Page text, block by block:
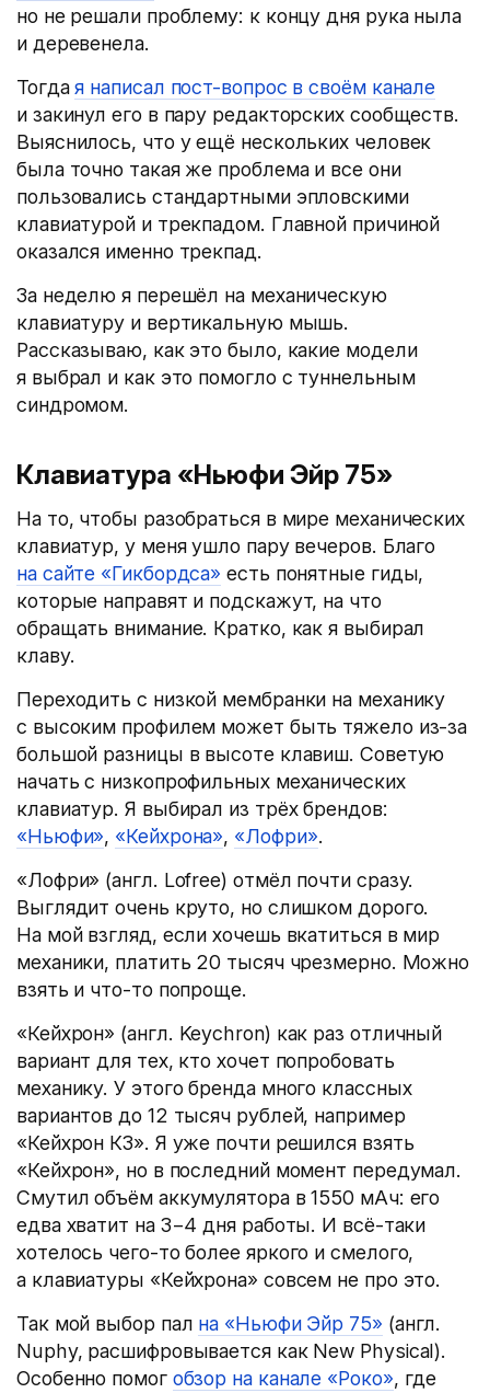
но не решали проблему: к концу дня рука ныла
и деревенела.
Тогдая написал пост-вопрос в своём канале
и закинул его в пару редакторских сообществ.
Выяснилось, что у ещё нескольких человек
была точно такая же проблема и все они
пользовались стандартными эпловскими
клавиатурой и трекпадом. Главной причиной
оказался именно трекпад.
За неделю я перешёл на механическую
клавиатуру и вертикальную мышь.
Рассказываю, как это было, какие модели
я выбрал и как это помогло с туннельным
синдромом.
Клавиатура «Ньюфи Эйр 75»
На то, чтобы разобраться в мире механических
клавиатур, у меня ушло пару вечеров. Благо
на сайте «Гикбордса» есть понятные гиды,
которые направят и подскажут, на что
обращать внимание. Кратко, как я выбирал
клаву.
Переходить с низкой мембранки на механику
с высоким профилем может быть тяжело из-за
большой разницы в высоте клавиш. Советую
начать с низкопрофильных механических
клавиатур. Я выбирал из трёх брендов:
«Ньюфи», «Кейхрона», «Лофри».
«Лофри» (англ. Lofree) отмёл почти сразу.
Выглядит очень круто, но слишком дорого.
На мой взгляд, если хочешь вкатиться в мир
механики, платить 20 тысяч чрезмерно. Можно
взять и что-то попроще.
«Кейхрон» (англ. Keychron) как раз отличный
вариант для тех, кто хочет попробовать
механику. У этого бренда много классных
вариантов до 12 тысяч рублей, например
«Кейхрон К3». Я уже почти решился взять
«Кейхрон», но в последний момент передумал.
Смутил объём аккумулятора в 1550 мАч: его
едва хватит на 3−4 дня работы. И всё-таки
хотелось чего-то более яркого и смелого,
а клавиатуры «Кейхрона» совсем не про это.
Так мой выбор пал на «Ньюфи Эйр 75» (англ.
Nuphy, расшифровывается как New Physical).
Особенно помог обзор на канале «Роко», где